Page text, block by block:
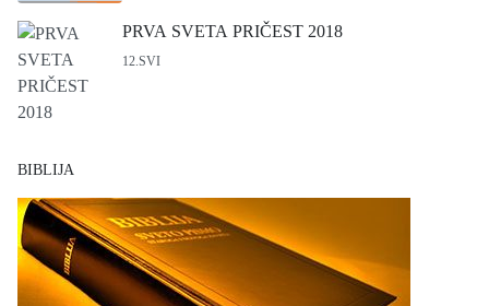
PRVA SVETA PRIČEST 2018
12.SVI
BIBLIJA